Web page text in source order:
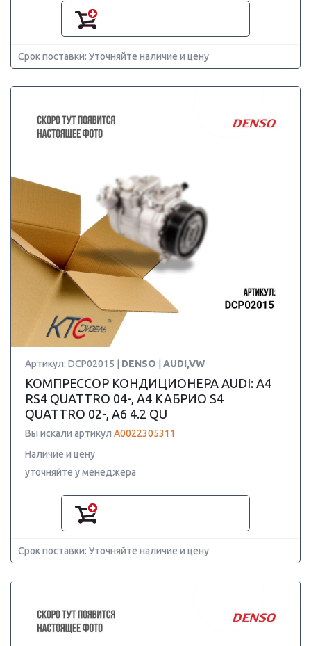
Срок поставки: Уточняйте наличие и цену
Артикул: DCP02015 | DENSO AUDI,VW
КОМПРЕССОР КОНДИЦИОНЕРА AUDI: A4
RS4 QUATTRO 04-, A4 КАБРИО S4
QUATTRO 02-, A6 4.2 QU
Вы искали артикул A0022305311
Наличие и цену
уточняйте у менеджера
Срок поставки: Уточняйте наличие и цену